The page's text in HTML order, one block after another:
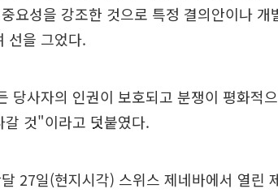
요성을 강조한 것으로 특정 결의안이나
선을 그었다.
당사자의 인권이 보호되고 분쟁이 평화적
갈 것"이라고 덧붙였다.
27일(현지시각) 스위스 제네바에서 열린